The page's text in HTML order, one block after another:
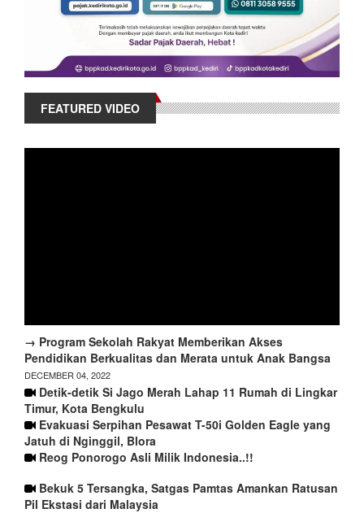
FEATURED VIDEO
→ Program Sekolah Rakyat Memberikan Akses
Pendidikan Berkualitas dan Merata untuk Anak Bangsa
DECEMBER 04, 2022
Detik-detik Si Jago Merah Lahap 11 Rumah di Lingkar
Timur, Kota Bengkulu
Evakuasi Serpihan Pesawat T-50i Golden Eagle yang
Jatuh di Nginggil, Blora
Reog Ponorogo Asli Milik Indonesia..!!
Bekuk 5 Tersangka, Satgas Pamtas Amankan Ratusan
Pil Ekstasi dari Malaysia